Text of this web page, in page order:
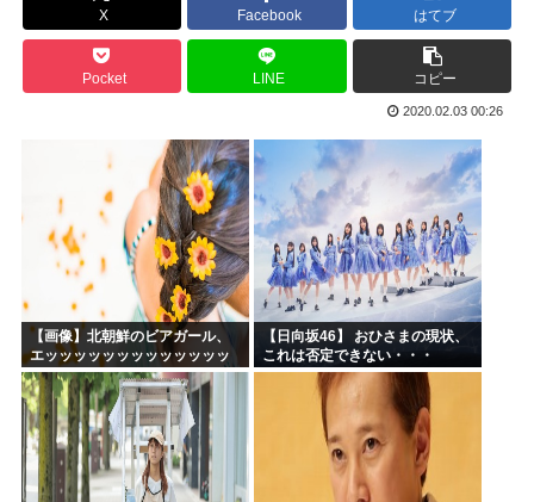
小泉防衛大臣、高市早苗の被災地訪問PVに張り合うかのよう...
韓国人「韓国人が日本のラーメンについて勘違いしていること...
生成AIのイラストを使ってTCG作ってる??
【衝撃】 韓国人「箱根駅伝、走りながら乾杯してた」
ケンモメンの生きがいはなに？安倍晋三以外で
夏場のロリコンおま●こが蒸れ蒸れしててエッチなぷりきゅあ...
高市早苗、今日長崎で平和祈念式典に参列して被爆体験者と面...
X Facebook はてブ
Pocket LINE コピー
2020.02.03 00:26
【画像】北朝鮮のビアガール、
エッッッッッッッッッッッッッ
ッッッッ！
【日向坂46】 おひさまの現状、
これは否定できない・・・